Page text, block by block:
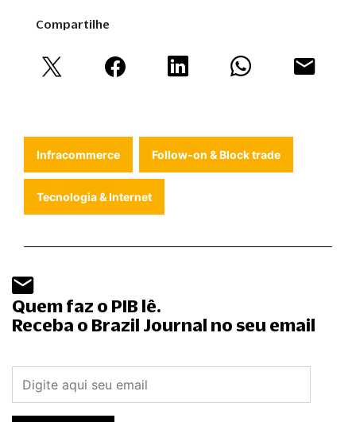
Compartilhe
Infracommerce Follow-on & Block trade
Tecnologia & Internet
Quem faz o PIB lê.
Receba o Brazil Journal no seu email